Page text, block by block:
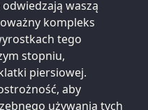
waszą
kompleks
tego
stopniu,
piersiowej.
aby
używania tych